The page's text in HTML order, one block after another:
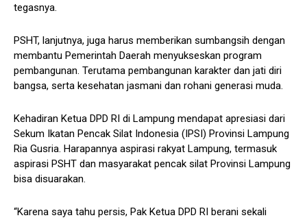
tegasnya.
PSHT, lanjutnya, juga harus memberikan sumbangsih dengan
membantu Pemerintah Daerah menyukseskan program
pembangunan. Terutama pembangunan karakter dan jati diri
bangsa, serta kesehatan jasmani dan rohani generasi muda.
Kehadiran Ketua DPD RI di Lampung mendapat apresiasi dari
Sekum Ikatan Pencak Silat Indonesia (IPSI) Provinsi Lampung
Ria Gusria. Harapannya aspirasi rakyat Lampung, termasuk
aspirasi PSHT dan masyarakat pencak silat Provinsi Lampung
bisa disuarakan.
“Karena saya tahu persis, Pak Ketua DPD RI berani sekali